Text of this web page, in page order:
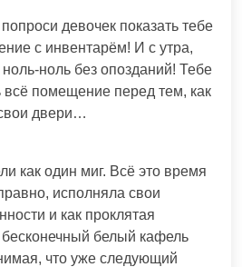
девочек показать тебе
с инвентарём! И с утра,
ноль без опозданий! Тебе
всё помещение перед тем, как
двери…
как один миг. Всё это время
исполняла свои
и как проклятая
белый кафель
что уже следующий